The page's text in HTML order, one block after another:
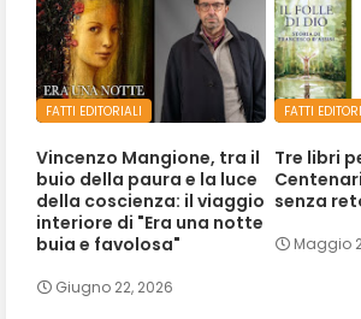
FATTI EDITORIALI
Vincenzo Mangione, tra il
buio della paura e la luce
della coscienza: il viaggio
interiore di "Era una notte
buia e favolosa"
Giugno 22, 2026
FATTI
Tre libri
senza
Maggio